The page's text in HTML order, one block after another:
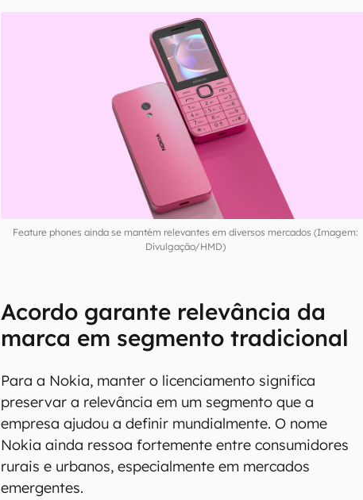
Feature phones ainda se mantém relevantes em diversos mercados (Imagem:
Divulgação/HMD)
Acordo garante relevância da
marca em segmento tradicional
Para a Nokia, manter o licenciamento significa
preservar a relevância em um segmento que a
empresa ajudou a definir mundialmente. O nome
Nokia ainda ressoa fortemente entre consumidores
rurais e urbanos, especialmente em mercados
emergentes.